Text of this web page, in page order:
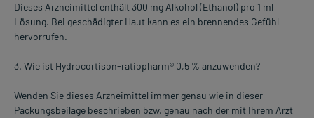
Dieses Arzneimittel enthält 300 mg Alkohol (Ethanol) pro 1 ml
Lösung. Bei geschädigter Haut kann es ein brennendes Gefühl
hervorrufen.
3. Wie ist Hydrocortison-ratiopharm® 0,5 % anzuwenden?
Wenden Sie dieses Arzneimittel immer genau wie in dieser
Packungsbeilage beschrieben bzw. genau nach der mit Ihrem Arzt